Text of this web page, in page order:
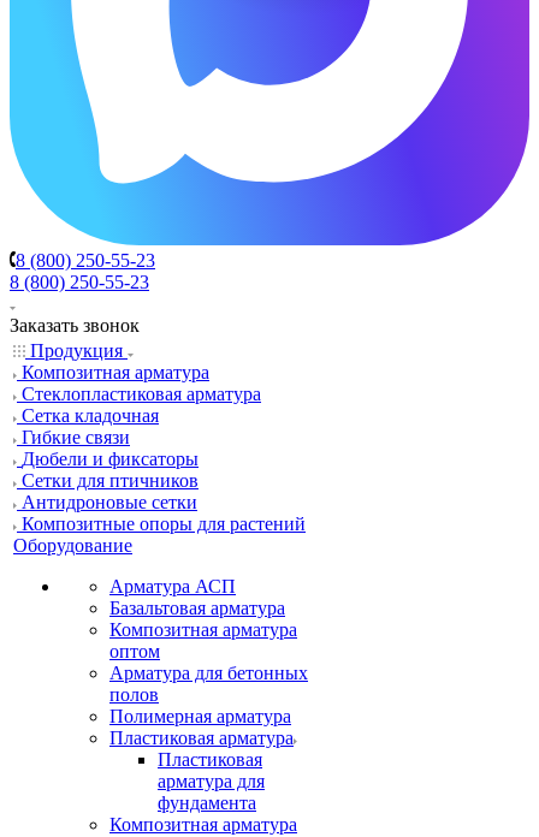
8 (800) 250-55-23
8 (800) 250-55-23
Заказать звонок
Продукция
Композитная арматура
Cтеклопластиковая арматура
Сетка кладочная
Гибкие связи
Дюбели и фиксаторы
Сетки для птичников
Антидроновые сетки
Композитные опоры для растений
Оборудование
Арматура АСП
Базальтовая арматура
Композитная арматура
оптом
Арматура для бетонных
полов
Полимерная арматура
Пластиковая арматура
Пластиковая
арматура для
фундамента
Композитная арматура